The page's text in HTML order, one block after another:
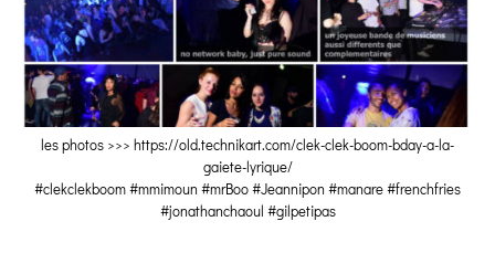
les photos >>> https://old.technikart.com/clek-clek-boom-bday-a-la-
gaiete-lyrique/
#clekclekboom #mmimoun #mrBoo #Jeannipon #manare #frenchfries
#jonathanchaoul #gilpetipas